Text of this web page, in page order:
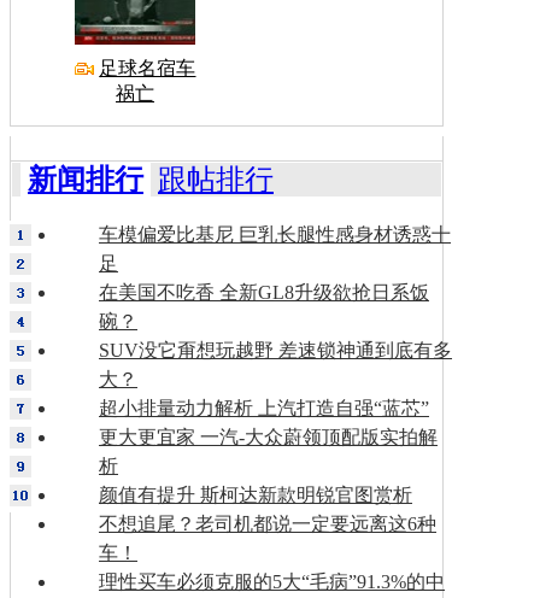
足球名宿车
祸亡
新闻排行 跟帖排行
车模偏爱比基尼 巨乳长腿性感身材诱惑十
足
在美国不吃香 全新GL8升级欲抢日系饭
碗？
SUV没它甭想玩越野 差速锁神通到底有多
大？
超小排量动力解析 上汽打造自强“蓝芯”
更大更宜家 一汽-大众蔚领顶配版实拍解
析
颜值有提升 斯柯达新款明锐官图赏析
不想追尾？老司机都说一定要远离这6种
车！
理性买车必须克服的5大“毛病”91.3%的中